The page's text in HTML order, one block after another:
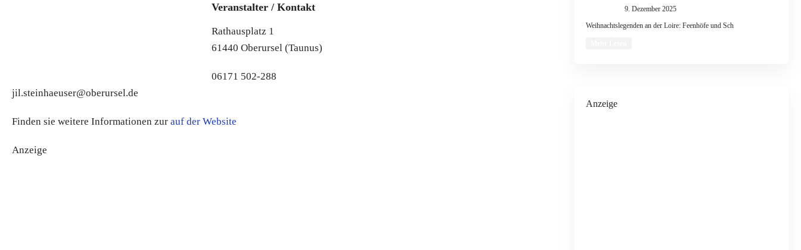
Veranstalter / Kontakt
Rathausplatz 1
61440 Oberursel (Taunus)
06171 502-288
jil.steinhaeuser@oberursel.de
Finden sie weitere Informationen zur auf der Website
Anzeige
9. Dezember 2025
Weihnachtslegenden an der Loire: Feenhöfe und Sch
Anzeige